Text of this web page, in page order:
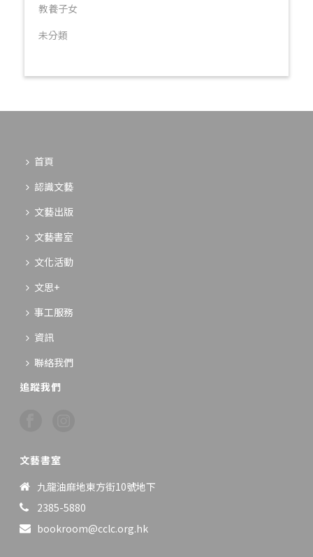
教養子女
未分類
首頁
認識文藝
文藝出版
文藝書室
文化活動
文思+
事工服務
資訊
聯絡我們
追蹤我們
文藝書室
九龍油麻地東方街10號地下
2385-5880
bookroom@cclc.org.hk